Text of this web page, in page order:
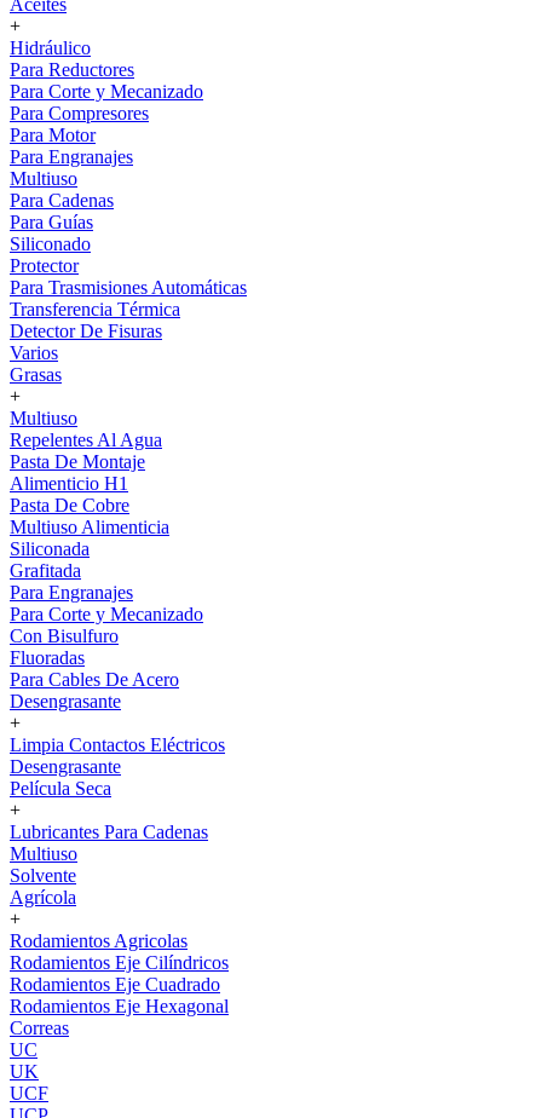
Aceites
+
Hidráulico
Para Reductores
Para Corte y Mecanizado
Para Compresores
Para Motor
Para Engranajes
Multiuso
Para Cadenas
Para Guías
Siliconado
Protector
Para Trasmisiones Automáticas
Transferencia Térmica
Detector De Fisuras
Varios
Grasas
+
Multiuso
Repelentes Al Agua
Pasta De Montaje
Alimenticio H1
Pasta De Cobre
Multiuso Alimenticia
Siliconada
Grafitada
Para Engranajes
Para Corte y Mecanizado
Con Bisulfuro
Fluoradas
Para Cables De Acero
Desengrasante
+
Limpia Contactos Eléctricos
Desengrasante
Película Seca
+
Lubricantes Para Cadenas
Multiuso
Solvente
Agrícola
+
Rodamientos Agricolas
Rodamientos Eje Cilíndricos
Rodamientos Eje Cuadrado
Rodamientos Eje Hexagonal
Correas
UC
UK
UCF